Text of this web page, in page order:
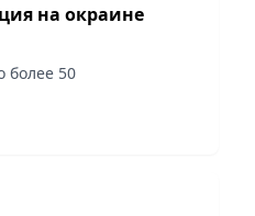
на окраине
более 50